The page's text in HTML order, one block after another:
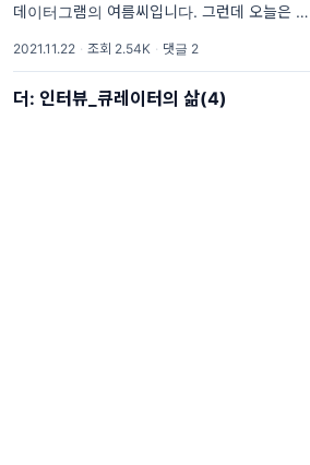
데이터그램의 여름씨입니다. 그런데 오늘은 음
를 들고 왔습니다. 누구나 친숙한 악기인 리코
더로, 4년 동안이나 꾸준히 작업
2021.11.22 · 조회 2.54K · 댓글 2
더: 인터뷰_큐레이터의 삶(4)